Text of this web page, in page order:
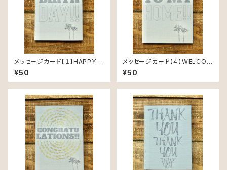
メッセージカード【１】HAPPY B
IRTHDAY - Message Card
-
¥50
メッセージカード【４】WELCOM
E TO MY HOME - Message
Card -
¥50